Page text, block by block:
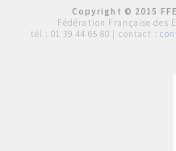
Copyright © 2015
Fédération Française des
tél : 01 39 44 65 80 | contact :